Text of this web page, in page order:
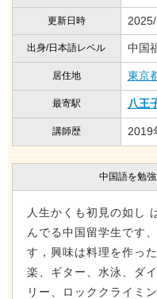
更新日時
出身/日本語レベル 中国
居住地 東京
最寄駅 八王
講師歴 2019
中国語を勉
人生かくも初見の如し
んでる中国留学生です
す，興味は料理を作っ
楽、ギター、水泳、ダ
リー、ロッククライミ